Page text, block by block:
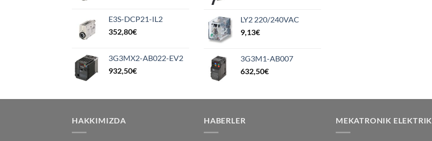
E3S-DCP21-IL2
352,80€
3G3MX2-AB022-EV2
932,50€
LY2 220/240VAC
9,13€
3G3M1-AB007
632,50€
HAKKIMIZDA HABERLER MEKATRONIK ELEKTRIK